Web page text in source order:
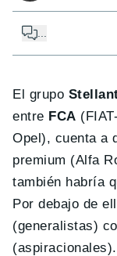
El grupo
entre FCA
Opel), cuenta a
premium (Alfa
también habría
Por debajo de
(generalistas)
(aspiracionales).